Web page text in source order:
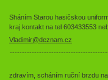
Sháním Starou hasičskou
kraj.kontakt na tel 603433553
Vladimir@deznam.cz
zdravím, scháním ruční brzdu